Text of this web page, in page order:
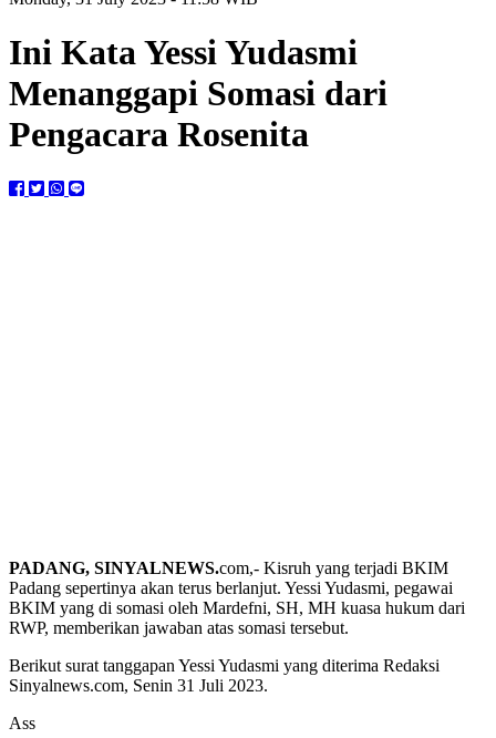
Ini Kata Yessi Yudasmi
Menanggapi Somasi dari
Pengacara Rosenita
PADANG, SINYALNEWS.com,- Kisruh yang terjadi BKIM
Padang sepertinya akan terus berlanjut. Yessi Yudasmi, pegawai
BKIM yang di somasi oleh Mardefni, SH, MH kuasa hukum dari
RWP, memberikan jawaban atas somasi tersebut.
Berikut surat tanggapan Yessi Yudasmi yang diterima Redaksi
Sinyalnews.com, Senin 31 Juli 2023.
Ass